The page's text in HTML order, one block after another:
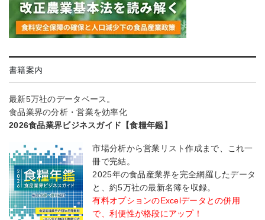
書籍案内
最新5万社のデータベース。
食品業界の分析・営業を効率化
2026食品業界ビジネスガイド【食糧年鑑】
市場分析から営業リスト作成まで、これ一
冊で完結。
2025年の食品産業界を完全網羅したデータ
と、約5万社の最新名簿を収録。
有料オプションのExcelデータとの併用
で、利便性が格段にアップ！